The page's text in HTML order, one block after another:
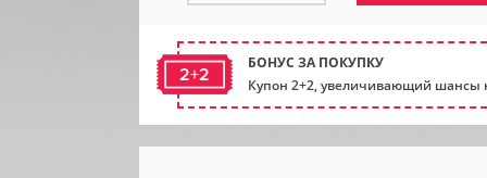
2+2
БОНУС ЗА ПОКУПКУ
Купон 2+2, увеличивающий шансы